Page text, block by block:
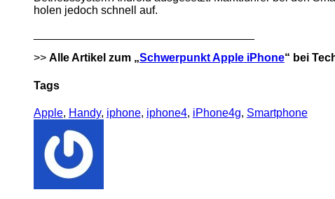
holen jedoch schnell auf.
>> Alle Artikel zum „Schwerpunkt Apple iPhone“ bei
Tags
Apple, Handy, iphone, iphone4, iPhone4g, Smartphone